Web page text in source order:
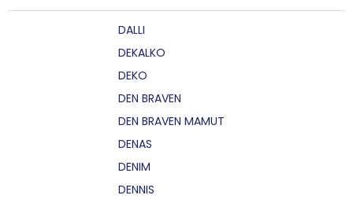
DALLI
DEKALKO
DEKO
DEN BRAVEN
DEN BRAVEN MAMUT
DENAS
DENIM
DENNIS